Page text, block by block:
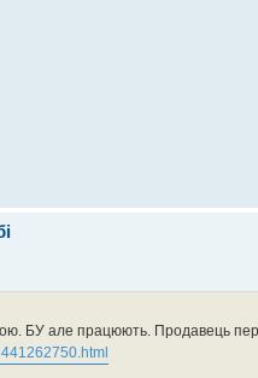
БУ але працюють. Продавець